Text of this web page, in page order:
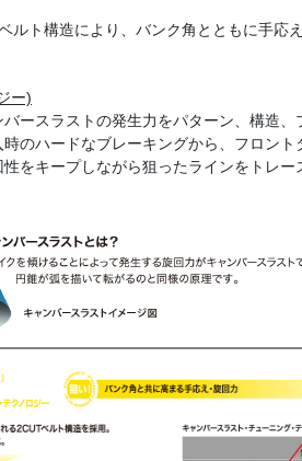
ト構造により、バンク角とともに手応
ー)
ースラストの発生力をパターン、構造
のハードなブレーキングから、フロン
をキープしながら狙ったラインをトレ